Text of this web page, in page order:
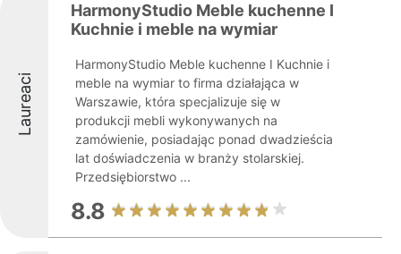
Laureaci
HarmonyStudio Meble kuchenne I
Kuchnie i meble na wymiar
HarmonyStudio Meble kuchenne I Kuchnie i
meble na wymiar to firma działająca w
Warszawie, która specjalizuje się w
produkcji mebli wykonywanych na
zamówienie, posiadając ponad dwadzieścia
lat doświadczenia w branży stolarskiej.
Przedsiębiorstwo ...
8.8